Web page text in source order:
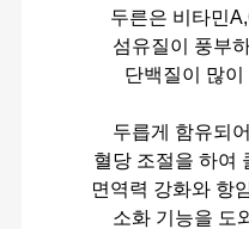
두른은 비타민
섬유질이 풍부
단백질이 많
두릅게 함유되
혈당 조절을 하여
면역력 강화와 항
소화 기능을 도